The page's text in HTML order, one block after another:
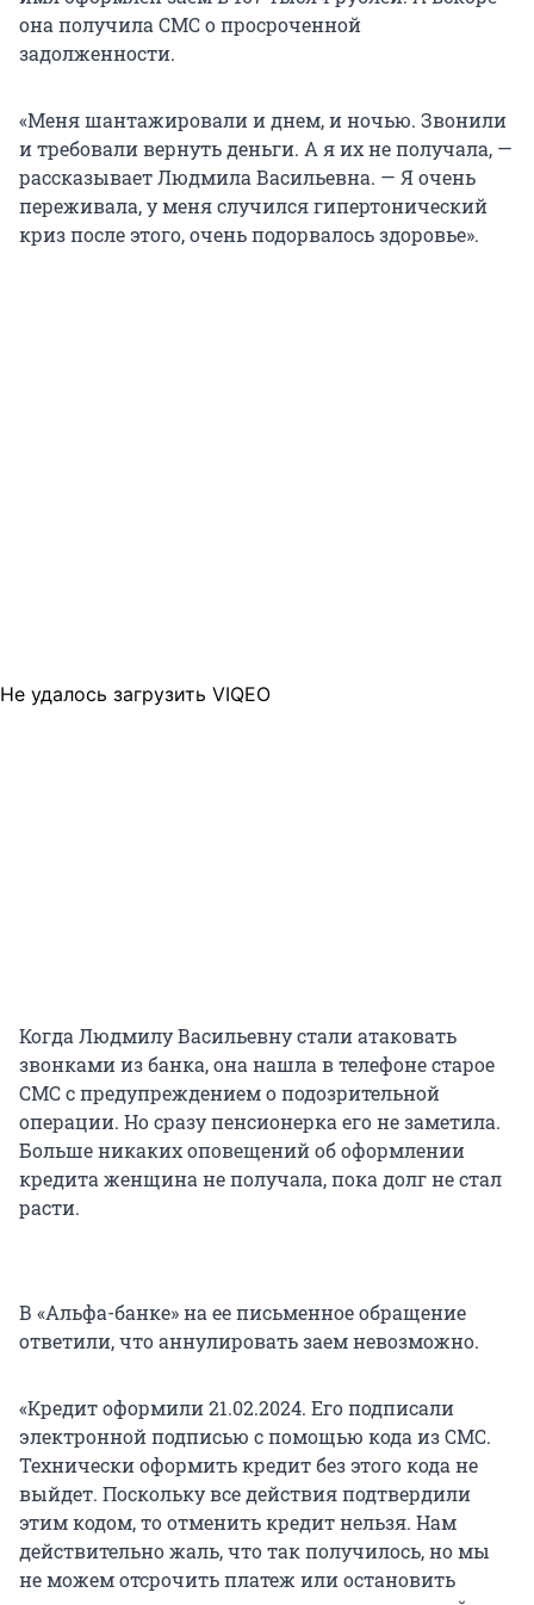
она получила СМС о просроченной
задолженности.
«Меня шантажировали и днем, и ночью. Звонили
и требовали вернуть деньги. А я их не получала, —
рассказывает Людмила Васильевна. — Я очень
переживала, у меня случился гипертонический
криз после этого, очень подорвалось здоровье».
Не удалось загрузить VIQEO
Когда Людмилу Васильевну стали атаковать
звонками из банка, она нашла в телефоне старое
СМС с предупреждением о подозрительной
операции. Но сразу пенсионерка его не заметила.
Больше никаких оповещений об оформлении
кредита женщина не получала, пока долг не стал
расти.
В «Альфа-банке» на ее письменное обращение
ответили, что аннулировать заем невозможно.
«Кредит оформили 21.02.2024. Его подписали
электронной подписью с помощью кода из СМС.
Технически оформить кредит без этого кода не
выйдет. Поскольку все действия подтвердили
этим кодом, то отменить кредит нельзя. Нам
действительно жаль, что так получилось, но мы
не можем отсрочить платеж или остановить